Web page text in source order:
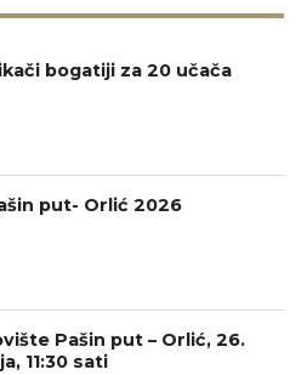
bogatiji za 20 učača
put- Orlić 2026
Pašin put – Orlić, 26.
11:30 sati